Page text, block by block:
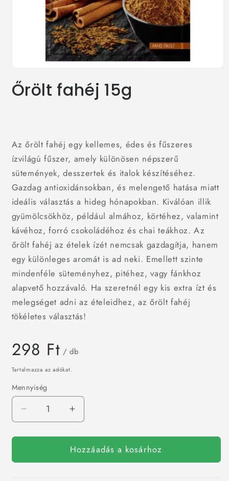
megnyitása
a
Őrölt fahéj 15g
Az őrölt fahéj egy kellemes, édes és fűszeres
ízvilágú fűszer, amely különösen népszerű
sütemények, desszertek és italok készítéséhez.
Gazdag antioxidánsokban, és melengető hatása miatt
ideális választás a hideg hónapokban. Kiválóan illik
gyümölcsökhöz, például almához, körtéhez, valamint
kávéhoz, forró csokoládéhoz és chai teákhoz. Az
őrölt fahéj az ételek ízét nemcsak gazdagítja, hanem
egy különleges aromát is ad neki. Emellett szinte
mindenféle süteményhez, pitéhez, vagy fánkhoz
alapvető hozzávaló. Ha szeretnél egy kis extra ízt és
melegséget adni az ételeidhez, az őrölt fahéj
tökéletes választás!
Normál
ár
298 Ft / db
Tartalmazza az adókat.
Mennyiség
fahéj
15g
mennyiségének
csökkentése
Őrölt
fahéj
15g
mennyiségének
növelése
db
Hozzáadás a kosárhoz